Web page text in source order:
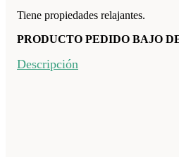
Tiene propiedades relajantes.
PRODUCTO PEDIDO BAJO
Descripción